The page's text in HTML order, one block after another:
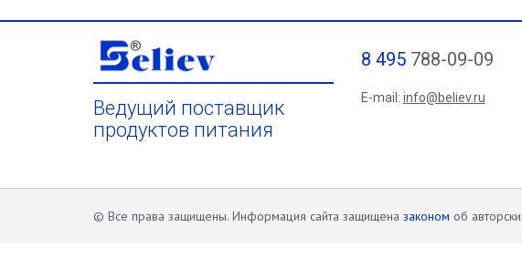
Ведущий поставщик
продуктов питания
8 495788-09-09
E-mail: info@believ.ru
© Все права защищены. Информация сайта защищена законом об